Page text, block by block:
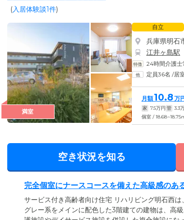
(入居体験談1件)
満室
自立
兵庫県明石
江井ヶ島駅
24時間介護士
定員36名 /居
月額10.8 万
家 7.5万円 管 3.3
個室 /
空き状況を知る
完全個室にナースコースを備えた高級感のあ
サービス付き高齢者向け住宅 リハリビング明石西
グレー系をメインに配色した3階建ての建物は、高